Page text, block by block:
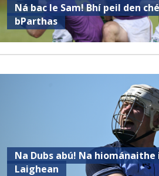
Ná bac le Sam! Bhí peil den
bParthas
Na Dubs abú! Na
Laighean